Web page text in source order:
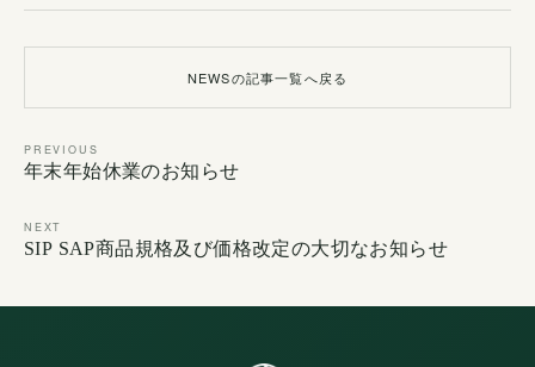
PREVIOUS
年末年始休業のお知らせ
NEWSの記事一覧へ戻る
NEXT
SIP SAP商品規格及び価格改定の大切なお知らせ